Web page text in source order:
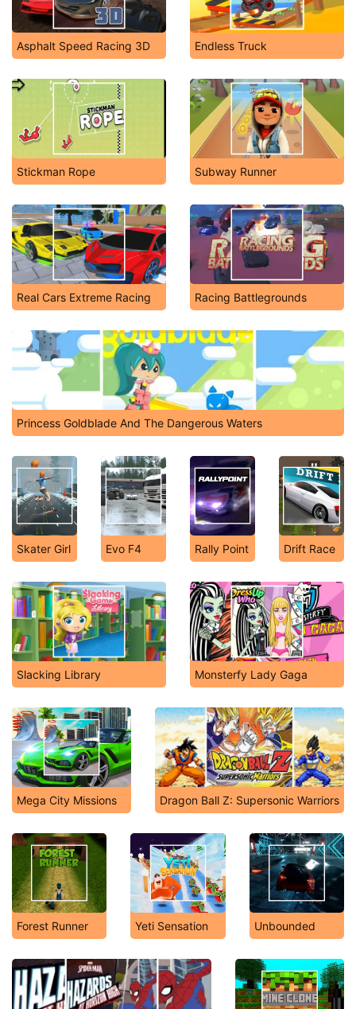
Asphalt Speed Racing 3D Endless Truck
Stickman Rope Subway Runner
Real Cars Extreme Racing Racing Battlegrounds
Princess Goldblade And The Dangerous Waters
Skater Girl Evo F4 Rally Point Drift Race
Slacking Library Monsterfy Lady Gaga
Mega City Missions Dragon Ball Z: Supersonic Warriors
Forest Runner Yeti Sensation Unbounded